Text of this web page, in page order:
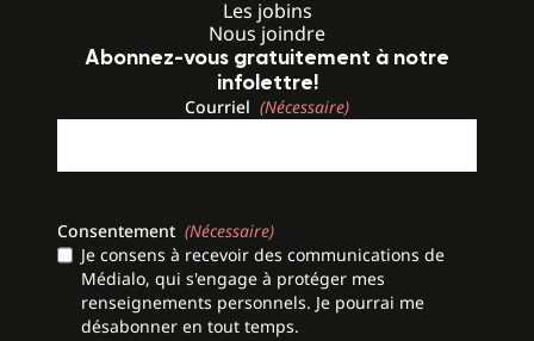
Les jobins
Nous joindre
Abonnez-vous gratuitement à notre
infolettre!
Courriel (Nécessaire)
Consentement (Nécessaire)
Je consens à recevoir des communications de
Médialo, qui s'engage à protéger mes
renseignements personnels. Je pourrai me
désabonner en tout temps.